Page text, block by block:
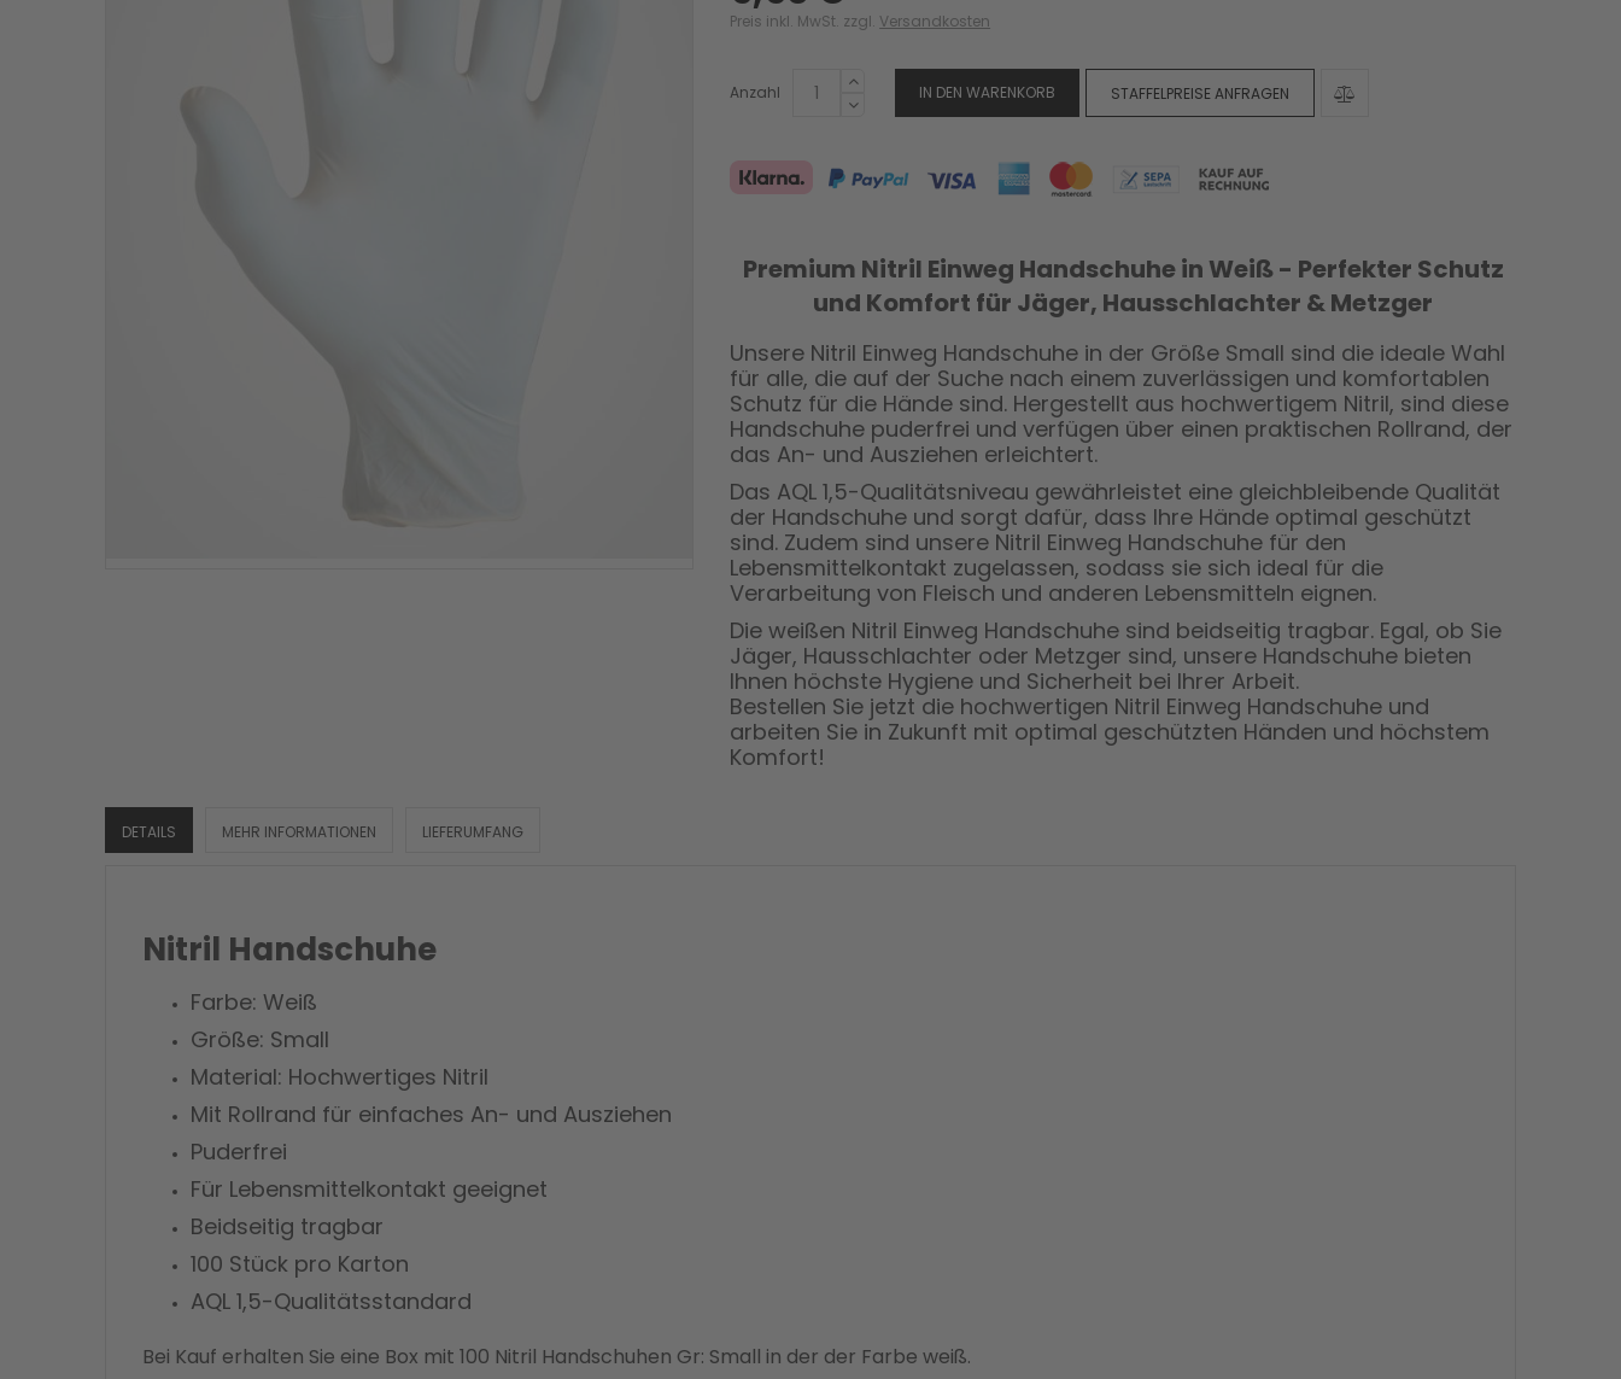
Preis inkl. MwSt. zzgl. Versandkosten
Anzahl IN DEN WARENKORB STAFFELPREISE ANFRAGEN
Premium Nitril Einweg Handschuhe in Weiß - Perfekter Schutz
und Komfort für Jäger, Hausschlachter & Metzger
Unsere Nitril Einweg Handschuhe in der Größe Small sind die ideale Wahl
für alle, die auf der Suche nach einem zuverlässigen und komfortablen
Schutz für die Hände sind. Hergestellt aus hochwertigem Nitril, sind diese
Handschuhe puderfrei und verfügen über einen praktischen Rollrand, der
das An- und Ausziehen erleichtert.
Das AQL 1,5-Qualitätsniveau gewährleistet eine gleichbleibende Qualität
der Handschuhe und sorgt dafür, dass Ihre Hände optimal geschützt
sind. Zudem sind unsere Nitril Einweg Handschuhe für den
Lebensmittelkontakt zugelassen, sodass sie sich ideal für die
Verarbeitung von Fleisch und anderen Lebensmitteln eignen.
Die weißen Nitril Einweg Handschuhe sind beidseitig tragbar. Egal, ob Sie
Jäger, Hausschlachter oder Metzger sind, unsere Handschuhe bieten
Ihnen höchste Hygiene und Sicherheit bei Ihrer Arbeit.
Bestellen Sie jetzt die hochwertigen Nitril Einweg Handschuhe und
arbeiten Sie in Zukunft mit optimal geschützten Händen und höchstem
Komfort!
DETAILS MEHR INFORMATIONEN LIEFERUMFANG
Nitril Handschuhe
Farbe: Weiß
Größe: Small
Material: Hochwertiges Nitril
Mit Rollrand für einfaches An- und Ausziehen
Puderfrei
Für Lebensmittelkontakt geeignet
Beidseitig tragbar
100 Stück pro Karton
AQL 1,5-Qualitätsstandard
Bei Kauf erhalten Sie eine Box mit 100 Nitril Handschuhen Gr: Small in der der Farbe weiß.